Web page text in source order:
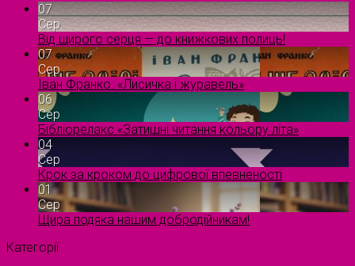
07
Сер
Від щирого серця — до книжкових полиць!
07
Сер
Іван Франко. «Лисичка і журавель»
06
Сер
Бібліорелакс «Затишні читання кольору літа»
04
Сер
Крок за кроком до цифрової впевненості
01
Сер
Щира подяка нашим добродійникам!
Категорії